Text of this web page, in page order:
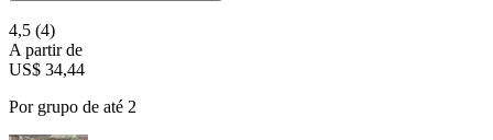
4,5 (4)
A partir de
US$ 34,44
Por grupo de até 2